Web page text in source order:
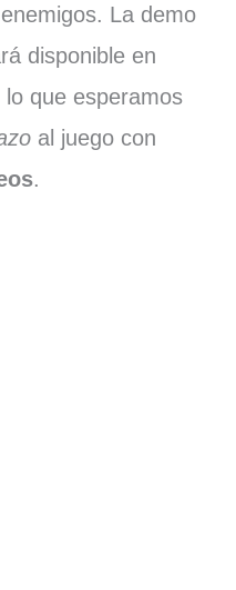
La demo
disponible en
que esperamos
al juego con
.